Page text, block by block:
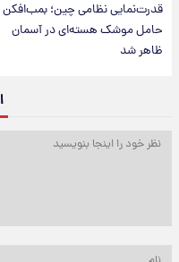
قدرت‌نمایی نظامی چین؛ بمب‌افکن
حامل موشک هسته‌ای در آسمان
ظاهر شد